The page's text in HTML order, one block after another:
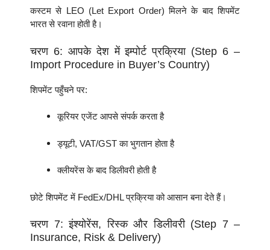
कस्टम से LEO (Let Export Order) मिलने के बाद शिपमेंट
भारत से रवाना होती है।
चरण 6: आपके देश में इम्पोर्ट प्रक्रिया (Step 6 –
Import Procedure in Buyer’s Country)
शिपमेंट पहुँचने पर:
कूरियर एजेंट आपसे संपर्क करता है
ड्यूटी, VAT/GST का भुगतान होता है
क्लीयरेंस के बाद डिलीवरी होती है
छोटे शिपमेंट में FedEx/DHL प्रक्रिया को आसान बना देते हैं।
चरण 7: इंश्योरेंस, रिस्क और डिलीवरी (Step 7 –
Insurance, Risk & Delivery)